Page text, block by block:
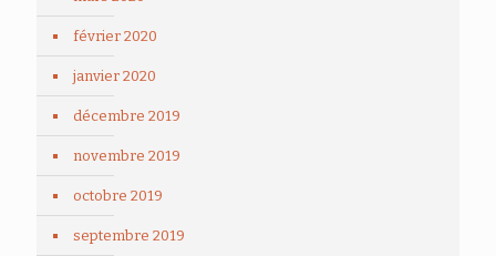
février 2020
janvier 2020
décembre 2019
novembre 2019
octobre 2019
septembre 2019